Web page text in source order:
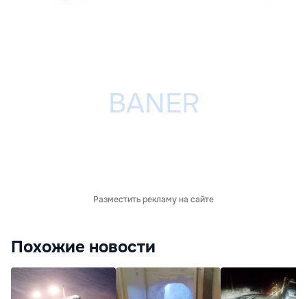
Разместить рекламу на сайте
Похожие новости